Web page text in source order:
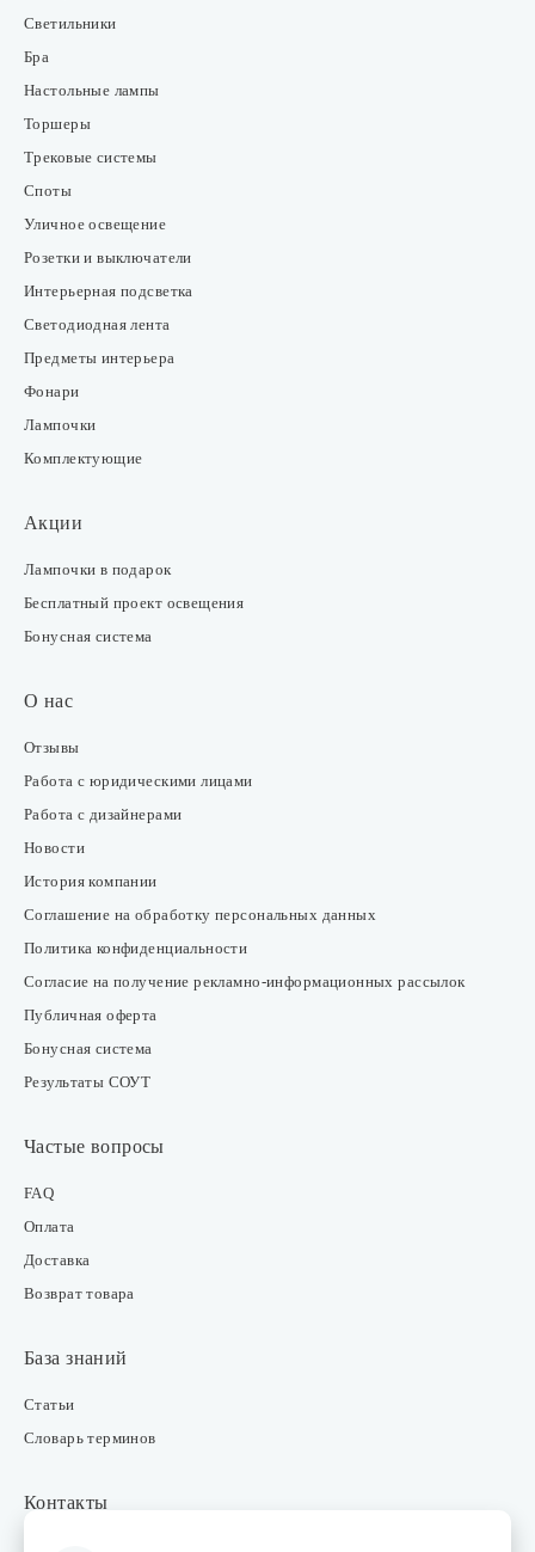
Светильники
Бра
Настольные лампы
Торшеры
Трековые системы
Споты
Уличное освещение
Розетки и выключатели
Интерьерная подсветка
Светодиодная лента
Предметы интерьера
Фонари
Лампочки
Комплектующие
Акции
Лампочки в подарок
Бесплатный проект освещения
Бонусная система
О нас
Отзывы
Работа с юридическими лицами
Работа с дизайнерами
Новости
История компании
Соглашение на обработку персональных данных
Политика конфиденциальности
Согласие на получение рекламно-информационных рассылок
Публичная оферта
Бонусная система
Результаты СОУТ
Частые вопросы
FAQ
Оплата
Доставка
Возврат товара
База знаний
Статьи
Словарь терминов
Контакты